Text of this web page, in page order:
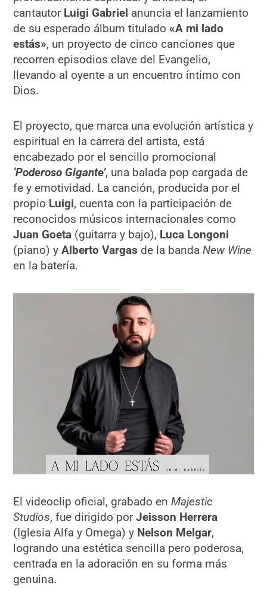
cantautor Luigi Gabriel anuncia el lanzamiento
de su esperado álbum titulado «A mi lado
estás», un proyecto de cinco canciones que
recorren episodios clave del Evangelio,
llevando al oyente a un encuentro íntimo con
Dios.
El proyecto, que marca una evolución artística y
espiritual en la carrera del artista, está
encabezado por el sencillo promocional
‘Poderoso Gigante’, una balada pop cargada de
fe y emotividad. La canción, producida por el
propio Luigi, cuenta con la participación de
reconocidos músicos internacionales como
Juan Goeta (guitarra y bajo), Luca Longoni
(piano) yAlberto Vargas de la bandaNew Wine
en la batería.
El videoclip oficial, grabado enMajestic
Studios, fue dirigido porJeisson Herrera
(Iglesia Alfa y Omega) y Nelson Melgar,
logrando una estética sencilla pero poderosa,
centrada en la adoración en su forma más
genuina.